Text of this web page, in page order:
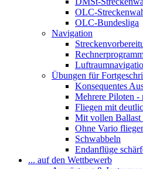
OLC-
OLC-Bundesliga
Navigation
Übungen für
Konsequentes
Mehrere Piloten -
Fliegen mit
Mit vollen Ballast
Ohne Vario
Schwabbeln
Endanflüge
... auf den Wettbewerb